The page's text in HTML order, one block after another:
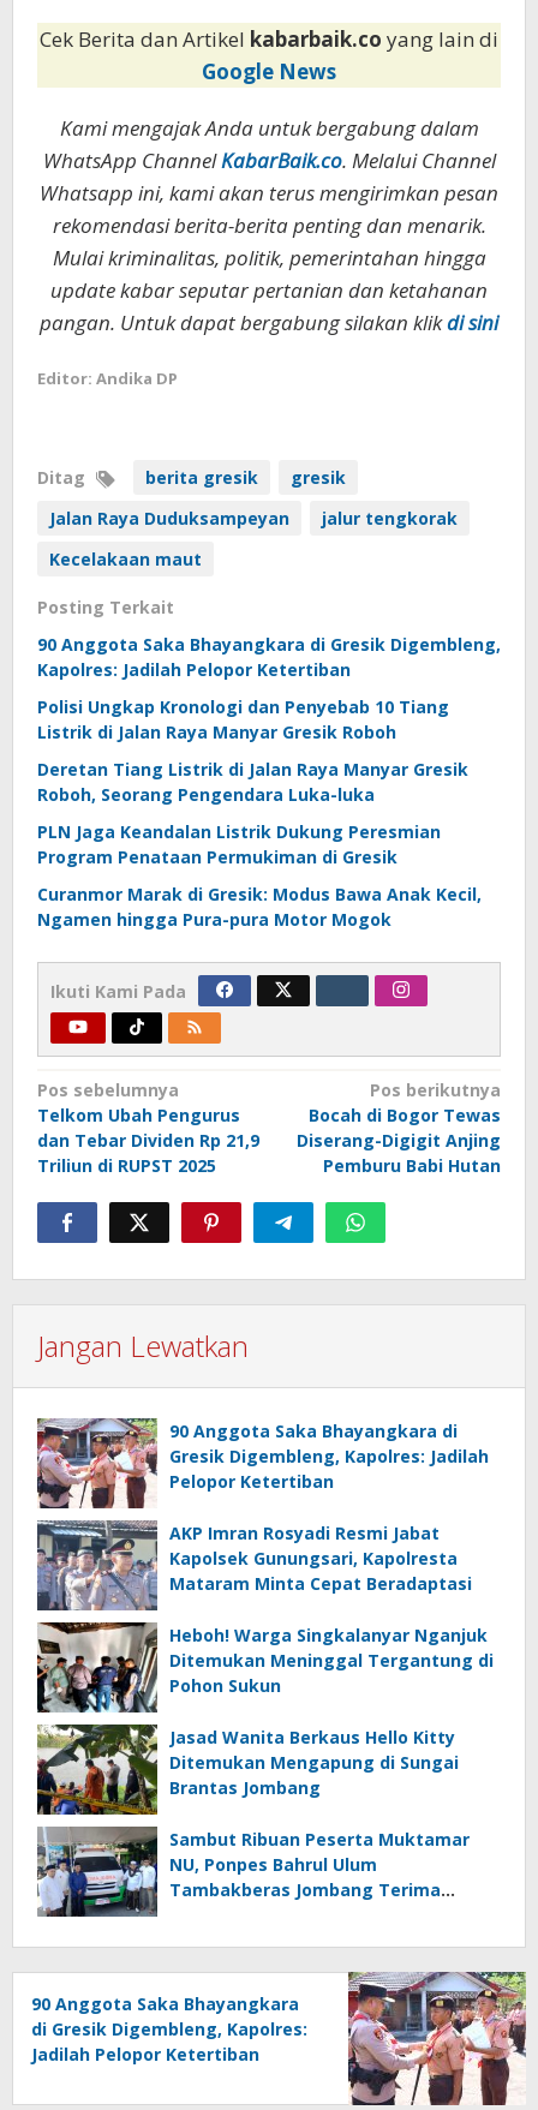
Cek Berita dan Artikel kabarbaik.co yang lain di
Google News
Kami mengajak Anda untuk bergabung dalam
WhatsApp ChannelKabarBaik.co. Melalui Channel
Whatsapp ini, kami akan terus mengirimkan pesan
rekomendasi berita-berita penting dan menarik.
Mulai kriminalitas, politik, pemerintahan hingga
update kabar seputar pertanian dan ketahanan
pangan. Untuk dapat bergabung silakan klikdi sini
Editor: Andika DP
Ditag berita gresik
gresik
Jalan Raya Duduksampeyan
jalur tengkorak
Kecelakaan maut
Posting Terkait
90 Anggota Saka Bhayangkara di Gresik Digembleng,
Kapolres: Jadilah Pelopor Ketertiban
Polisi Ungkap Kronologi dan Penyebab 10 Tiang
Listrik di Jalan Raya Manyar Gresik Roboh
Deretan Tiang Listrik di Jalan Raya Manyar Gresik
Roboh, Seorang Pengendara Luka-luka
PLN Jaga Keandalan Listrik Dukung Peresmian
Program Penataan Permukiman di Gresik
Curanmor Marak di Gresik: Modus Bawa Anak Kecil,
Ngamen hingga Pura-pura Motor Mogok
Ikuti Kami Pada
Navigasi
pos
Pos sebelumnya
Telkom Ubah Pengurus
dan Tebar Dividen Rp 21,9
Triliun di RUPST 2025
Pos berikutnya
Bocah di Bogor Tewas
Diserang-Digigit Anjing
Pemburu Babi Hutan
Jangan Lewatkan
90 Anggota Saka Bhayangkara di
Gresik Digembleng, Kapolres: Jadilah
Pelopor Ketertiban
AKP Imran Rosyadi Resmi Jabat
Kapolsek Gunungsari, Kapolresta
Mataram Minta Cepat Beradaptasi
Heboh! Warga Singkalanyar Nganjuk
Ditemukan Meninggal Tergantung di
Pohon Sukun
Jasad Wanita Berkaus Hello Kitty
Ditemukan Mengapung di Sungai
Brantas Jombang
Sambut Ribuan Peserta Muktamar
NU, Ponpes Bahrul Ulum
Tambakberas Jombang Terima
90 Anggota Saka Bhayangkara
di Gresik Digembleng, Kapolres:
Jadilah Pelopor Ketertiban